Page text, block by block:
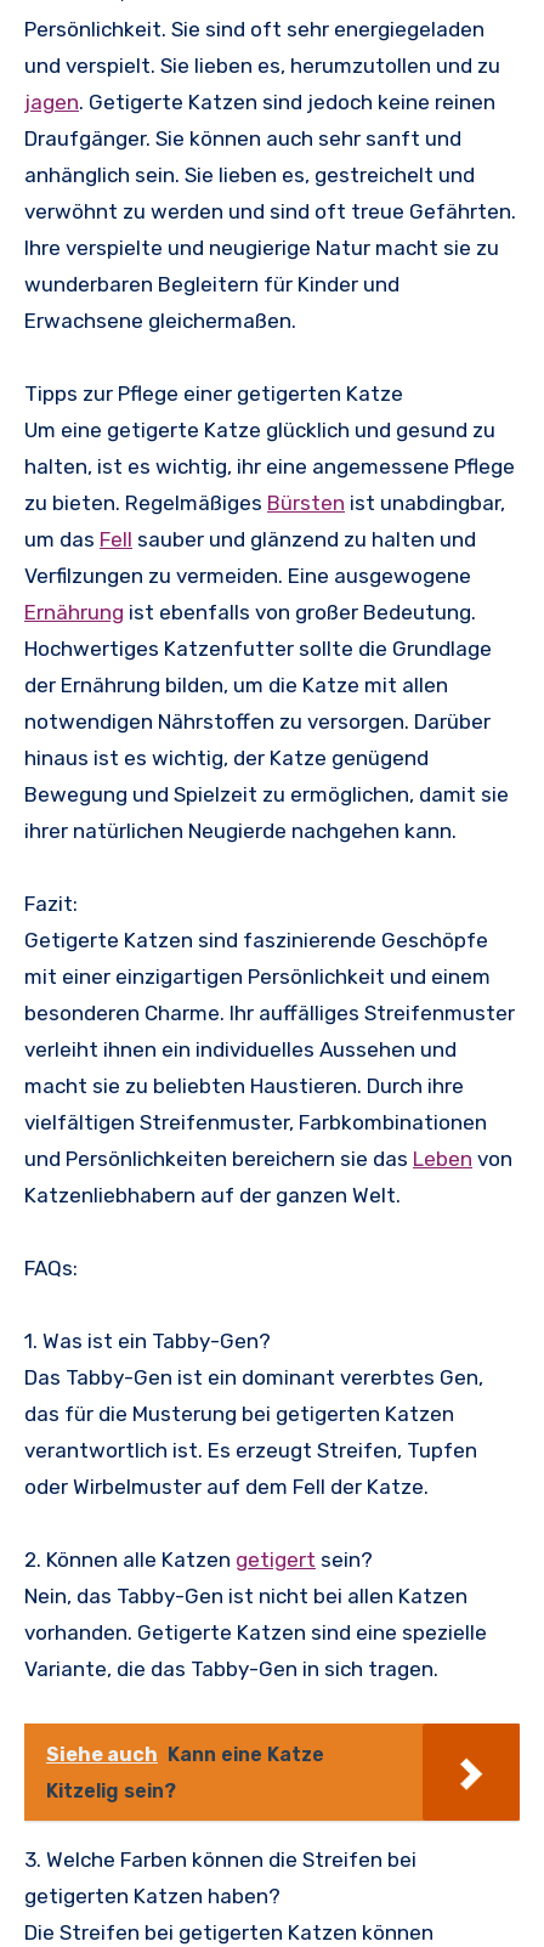
Persönlichkeit. Sie sind oft sehr energiegeladen
und verspielt. Sie lieben es, herumzutollen und zu
jagen. Getigerte Katzen sind jedoch keine reinen
Draufgänger. Sie können auch sehr sanft und
anhänglich sein. Sie lieben es, gestreichelt und
verwöhnt zu werden und sind oft treue Gefährten.
Ihre verspielte und neugierige Natur macht sie zu
wunderbaren Begleitern für Kinder und
Erwachsene gleichermaßen.
Tipps zur Pflege einer getigerten Katze
Um eine getigerte Katze glücklich und gesund zu
halten, ist es wichtig, ihr eine angemessene Pflege
zu bieten. Regelmäßiges Bürsten ist unabdingbar,
um das Fell sauber und glänzend zu halten und
Verfilzungen zu vermeiden. Eine ausgewogene
Ernährung ist ebenfalls von großer Bedeutung.
Hochwertiges Katzenfutter sollte die Grundlage
der Ernährung bilden, um die Katze mit allen
notwendigen Nährstoffen zu versorgen. Darüber
hinaus ist es wichtig, der Katze genügend
Bewegung und Spielzeit zu ermöglichen, damit sie
ihrer natürlichen Neugierde nachgehen kann.
Fazit:
Getigerte Katzen sind faszinierende Geschöpfe
mit einer einzigartigen Persönlichkeit und einem
besonderen Charme. Ihr auffälliges Streifenmuster
verleiht ihnen ein individuelles Aussehen und
macht sie zu beliebten Haustieren. Durch ihre
vielfältigen Streifenmuster, Farbkombinationen
und Persönlichkeiten bereichern sie das Leben von
Katzenliebhabern auf der ganzen Welt.
FAQs:
1. Was ist ein Tabby-Gen?
Das Tabby-Gen ist ein dominant vererbtes Gen,
das für die Musterung bei getigerten Katzen
verantwortlich ist. Es erzeugt Streifen, Tupfen
oder Wirbelmuster auf dem Fell der Katze.
2. Können alle Katzen getigert sein?
Nein, das Tabby-Gen ist nicht bei allen Katzen
vorhanden. Getigerte Katzen sind eine spezielle
Variante, die das Tabby-Gen in sich tragen.
Siehe auch
Kann eine Katze
Kitzelig sein?
3. Welche Farben können die Streifen bei
getigerten Katzen haben?
Die Streifen bei getigerten Katzen können